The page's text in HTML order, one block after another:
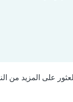
على المزيد من